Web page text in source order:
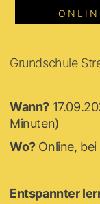
Grundschule
Wann?
Minuten)
Wo?Online, bei
Entspannter